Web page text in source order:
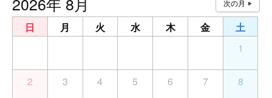
日 月 火 水 木 金
土
1
2 3 4 5 6 7 8